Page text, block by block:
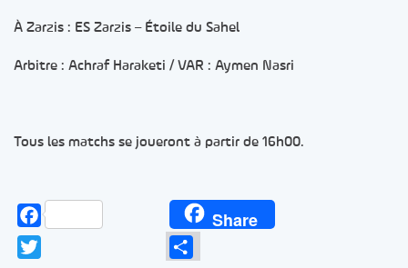
À Zarzis : ES Zarzis – Étoile du Sahel
Arbitre : Achraf Haraketi / VAR : Aymen Nasri
Tous les matchs se joueront à partir de 16h00.
Facebook Share
Partager